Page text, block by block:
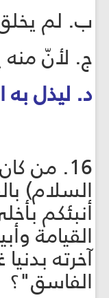
ب. لم يخلق
ج. لأنّ منه
د. ليذل به
16. من
السلام)
أنبئكم
القيامة
آخرته
الفاسق"؟